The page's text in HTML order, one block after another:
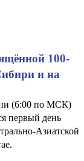
100-
и на
(6:00 по МСК)
первый день
Азиатской